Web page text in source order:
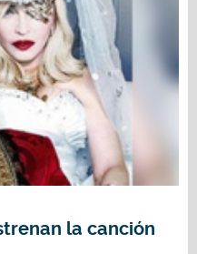
la canción